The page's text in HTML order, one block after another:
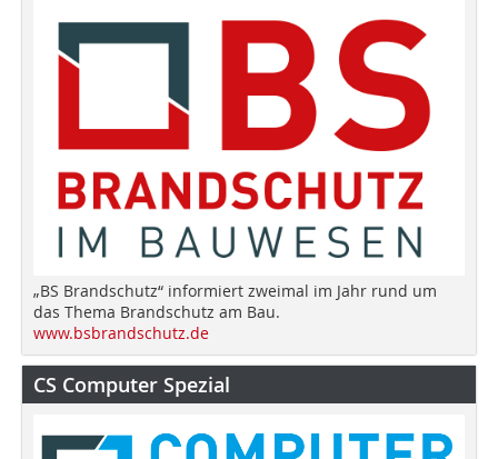
„BS Brandschutz“ informiert zweimal im Jahr rund um
das Thema Brandschutz am Bau.
www.bsbrandschutz.de
CS Computer Spezial